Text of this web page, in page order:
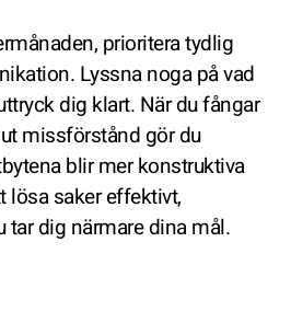
prioritera tydlig
Lyssna noga på vad
dig klart. När du fångar
missförstånd gör du
blir mer konstruktiva
lösa saker effektivt,
dig närmare dina mål.